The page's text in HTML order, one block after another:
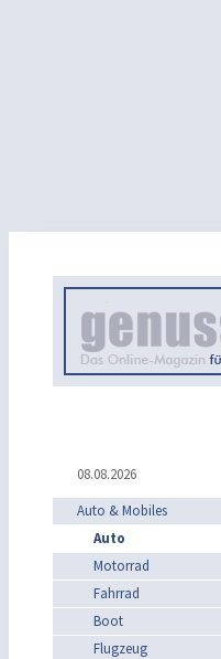
08.08.2026
Auto & Mobiles
Auto
Motorrad
Fahrrad
Boot
Flugzeug